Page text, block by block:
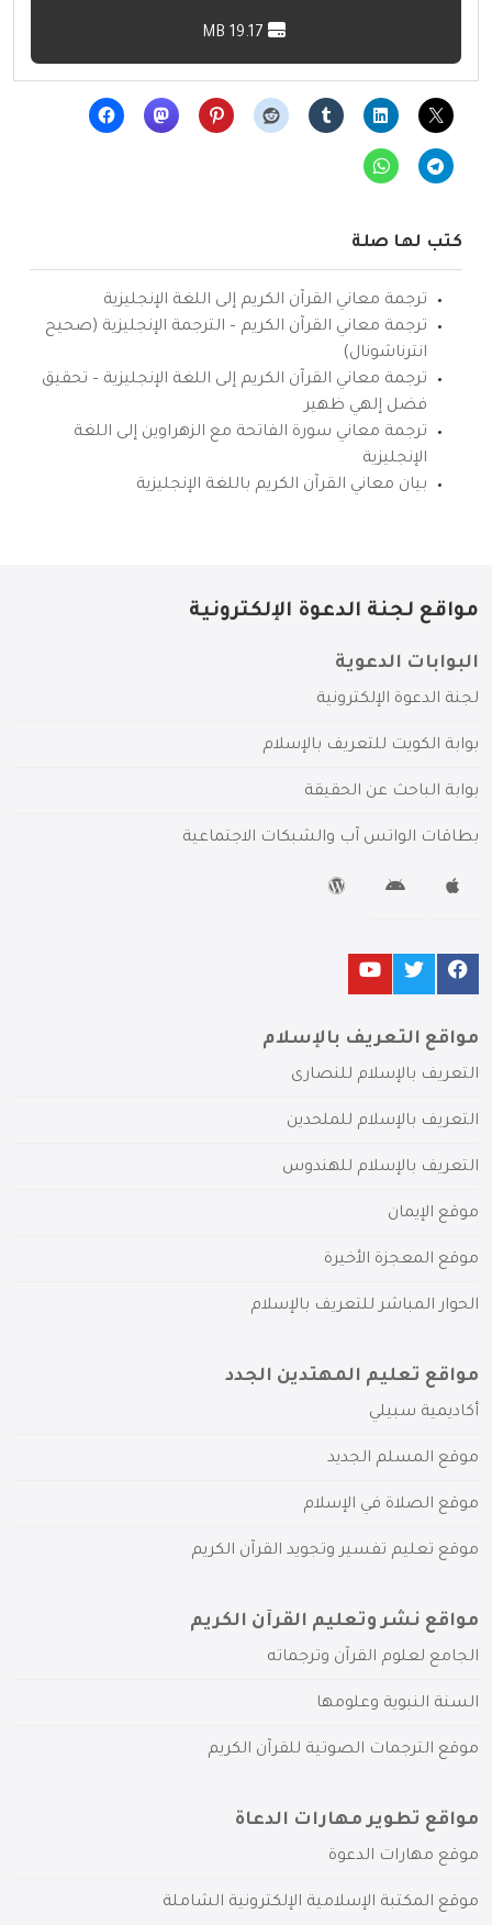
كتب لها صلة
ترجمة معاني القرآن الكريم إلى اللغة الإنجليزية
ترجمة معاني القرآن الكريم – الترجمة الإنجليزية (صحيح
انترناشونال)
ترجمة معاني القرآن الكريم إلى اللغة الإنجليزية – تحقيق
فضل إلهي ظهير
ترجمة معاني سورة الفاتحة مع الزهراوين إلى اللغة
الإنجليزية
بيان معاني القرآن الكريم باللغة الإنجليزية
مواقع لجنة الدعوة الإلكترونية
البوابات الدعوية
لجنة الدعوة الإلكترونية
بوابة الكويت للتعريف بالإسلام
بوابة الباحث عن الحقيقة
بطاقات الواتس آب والشبكات الاجتماعية
مواقع التعريف بالإسلام
التعريف بالإسلام للنصارى
التعريف بالإسلام للملحدين
التعريف بالإسلام للهندوس
موقع الإيمان
موقع المعجزة الأخيرة
الحوار المباشر للتعريف بالإسلام
مواقع تعليم المهتدين الجدد
أكاديمية سبيلي
موقع المسلم الجديد
موقع الصلاة في الإسلام
موقع تعليم تفسير وتجويد القرآن الكريم
مواقع نشر وتعليم القرآن الكريم
الجامع لعلوم القرآن وترجماته
السنة النبوية وعلومها
موقع الترجمات الصوتية للقرآن الكريم
مواقع تطوير مهارات الدعاة
موقع مهارات الدعوة
موقع المكتبة الإسلامية الإلكترونية الشاملة